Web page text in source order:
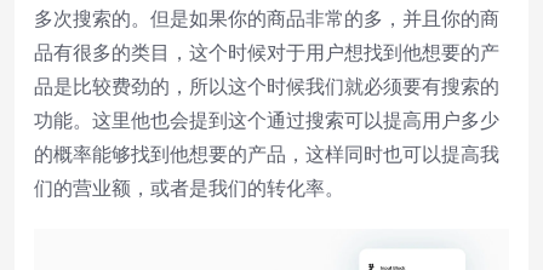
多次搜索的。但是如果你的商品非常的多，并且你的商
品有很多的类目，这个时候对于用户想找到他想要的产
品是比较费劲的，所以这个时候我们就必须要有搜索的
功能。这里他也会提到这个通过搜索可以提高用户多少
的概率能够找到他想要的产品，这样同时也可以提高我
们的营业额，或者是我们的转化率。